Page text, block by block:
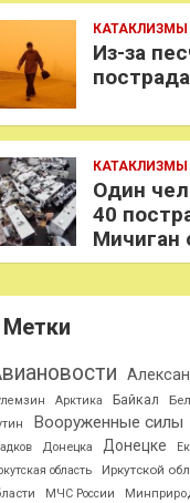
КАТАКЛИЗМЫ
Из-за
КАТАКЛИЗМЫ
Один
40
Мичиган
Метки
Арктика Байкал
Вооруженные силы
Донецка Донецке
область
Иркутской
МЧС России